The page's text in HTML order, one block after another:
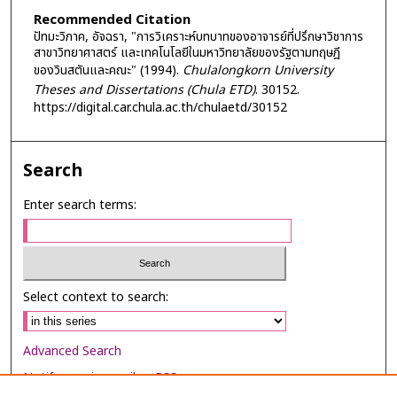
Recommended Citation
ปัทมะวิภาค, อัจฉรา, "การวิเคราะห์บทบาทของอาจารย์ที่ปรึกษาวิชาการ
สาขาวิทยาศาสตร์ และเทคโนโลยีในมหาวิทยาลัยของรัฐตามทฤษฎี
ของวินสตันและคณะ" (1994). Chulalongkorn University
Theses and Dissertations (Chula ETD). 30152.
https://digital.car.chula.ac.th/chulaetd/30152
Search
Enter search terms:
Select context to search:
Advanced Search
Notify me via email orRSS